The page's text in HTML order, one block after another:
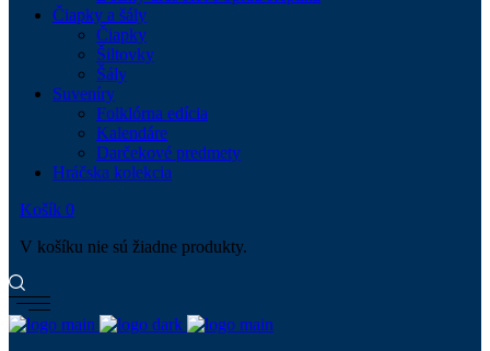
Čiapky a šály
Čiapky
Šiltovky
Šály
Suveníry
Folklórna edícia
Kalendáre
Darčekové predmety
Hráčska kolekcia
Košík 0
V košíku nie sú žiadne produkty.